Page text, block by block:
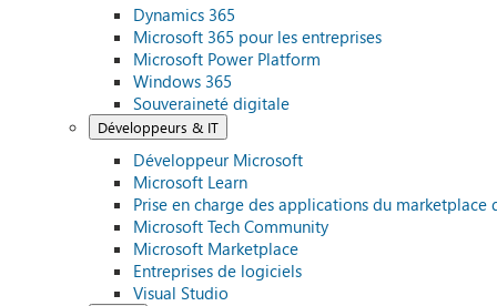
Dynamics 365
Microsoft 365 pour les entreprises
Microsoft Power Platform
Windows 365
Souveraineté digitale
Développeurs & IT
Développeur Microsoft
Microsoft Learn
Prise en charge des applications du marketplace
Microsoft Tech Community
Microsoft Marketplace
Entreprises de logiciels
Visual Studio